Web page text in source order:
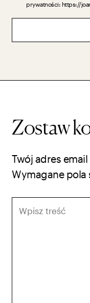
prywatności: https://
Zostaw
Twój adres
Wymagane pola
treść